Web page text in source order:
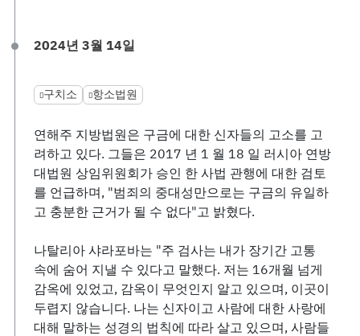
2024년 3월 14일
구치소 항소법원
연해주 지방법원은 구금에 대한 신자들의 고소를 고
려하고 있다. 그들은 2017 년 1 월 18 일 러시아 연방
대법원 상임위원회가 승인 한 사법 관행에 대한 검토
를 언급하며, "범죄의 중대성만으로는 구금의 유일하
고 충분한 근거가 될 수 없다"고 밝혔다.
나탈리아 샤라포바는 "주 검사는 내가 장기간 고통
속에 숨어 지낼 수 있다고 말했다. 저는 16개월 넘게
감옥에 있었고, 감옥이 무엇인지 알고 있으며, 이곳이
두렵지 않습니다. 나는 신자이고 사람에 대한 사랑에
대해 말하는 성경의 법칙에 따라 살고 있으며, 사람들